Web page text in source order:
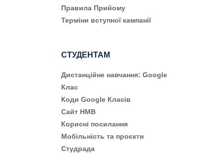
Правила Прийому
Терміни вступної кампанії
СТУДЕНТАМ
Дистанційне навчання: Google
Клас
Коди Google Класів
Сайт НМВ
Корисні посилання
Мобільність та проєкти
Студрада